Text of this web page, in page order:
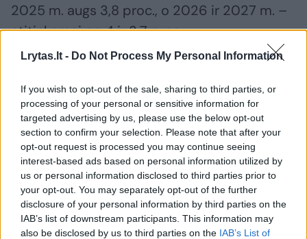
Lrytas.lt - Do Not Process My Personal Information
If you wish to opt-out of the sale, sharing to third parties, or
processing of your personal or sensitive information for
targeted advertising by us, please use the below opt-out
section to confirm your selection. Please note that after your
opt-out request is processed you may continue seeing
interest-based ads based on personal information utilized by
us or personal information disclosed to third parties prior to
your opt-out. You may separately opt-out of the further
disclosure of your personal information by third parties on the
IAB’s list of downstream participants. This information may
also be disclosed by us to third parties on the IAB’s List of
2025 m. augs 3,8 proc., o 2026 ir 2027 m. –
atitinkamai po 4 ir 3,7 proc.
nedaug keičiasi nedarbo lygis, tačiau, pasak
centrinio banko, jis yra didesnis nei prieš
prasidedant vangesnės ekonominės raidos
laikotarpiui 2022 m. Prognozuojama, kad,
pernai padidėjęs iki 7,1 proc., šiemet nedarbo
lygis sumenks iki 6,7 proc., o vėlesniais
metais toliau iš lėto mažės.